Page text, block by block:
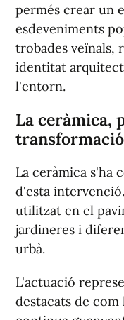
permés crear un
esdeveniments
trobades veïnals,
identitat
l'entorn.
La ceràmica,
transformació
La ceràmica s'ha
d'esta
utilitzat en el
jardineres i
urbà.
L'actuació
destacats de